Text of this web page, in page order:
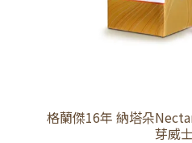
格蘭傑16年 納塔朵
芽威